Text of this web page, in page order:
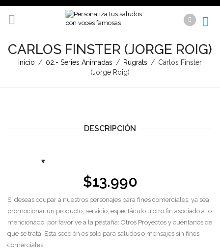
CARLOS FINSTER (JORGE ROIG)
Inicio / 02.- Series Animadas / Rugrats / Carlos Finster
(Jorge Roig)
DESCRIPCIÓN
$13.990
Si deseas ocupar a nuestros personajes para fines comerciales, ya sea
promocionar un producto, servicio, espectáculo u otro fin asociado a lo
mencionado, por favor ve a la pestaña: Otros Proyectos y cuéntanos de
que se trata. Esta sección es solo para saludos o mensajes sin fines
comerciales.